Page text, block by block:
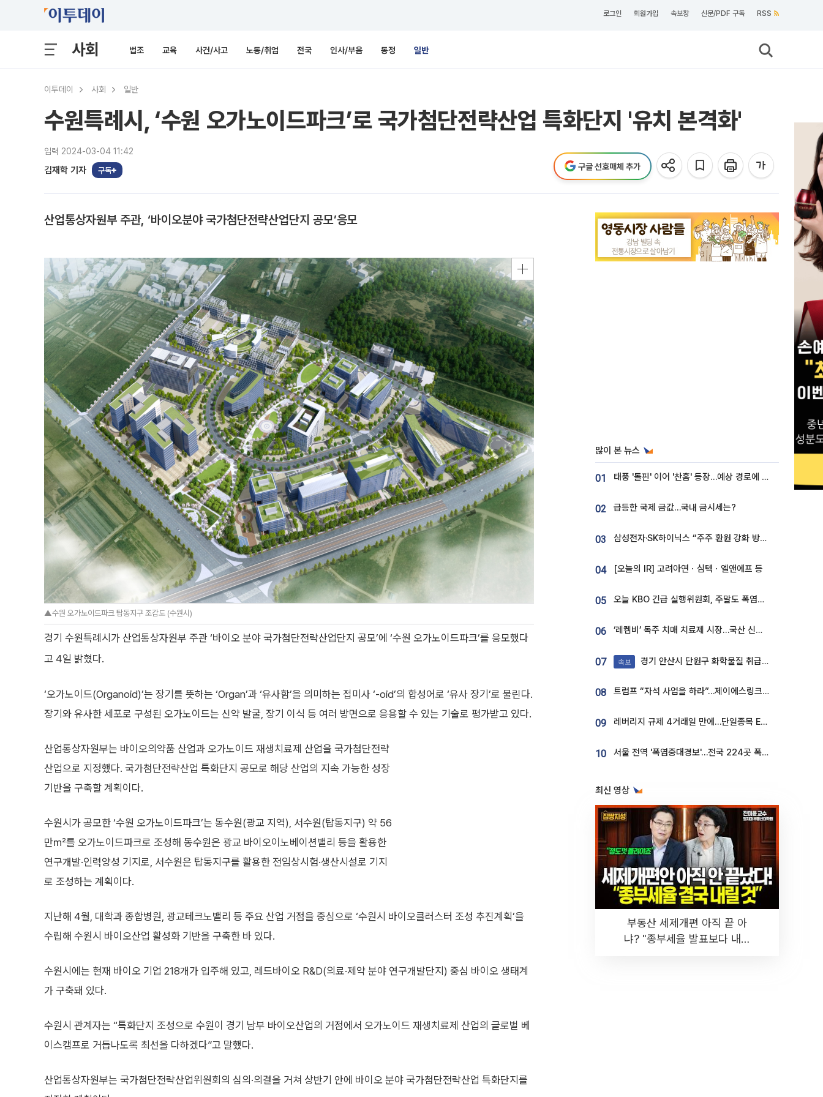
로그인 회원가입 속보창 신문/PDF 구독 RSS
사회 법조 교육 사건/사고 노동/취업 전국 인사/부음 동정 일반
이투데이 사회 일반
수원특례시, ‘수원 오가노이드파크’로 국가첨단전략산업 특화단지 '유치 본격화'
입력 2024-03-04 11:42
김재학 기자 구독 구글 선호매체 추가
산업통상자원부 주관, ‘바이오분야 국가첨단전략산업단지 공모’응모
▲수원 오가노이드파크 탑동지구 조감도 (수원시)
경기 수원특례시가 산업통상자원부 주관 ‘바이오 분야 국가첨단전략산업단지 공모’에 ‘수원 오가노이드파크’를 응모했다
고 4일 밝혔다.
‘오가노이드(Organoid)’는 장기를 뜻하는 ‘Organ’과 ‘유사함’을 의미하는 접미사 ‘-oid’의 합성어로 ‘유사 장기’로 불린다.
장기와 유사한 세포로 구성된 오가노이드는 신약 발굴, 장기 이식 등 여러 방면으로 응용할 수 있는 기술로 평가받고 있다.
산업통상자원부는 바이오의약품 산업과 오가노이드 재생치료제 산업을 국가첨단전략
산업으로 지정했다. 국가첨단전략산업 특화단지 공모로 해당 산업의 지속 가능한 성장
기반을 구축할 계획이다.
수원시가 공모한 ‘수원 오가노이드파크’는 동수원(광교 지역), 서수원(탑동지구) 약 56
만㎡를 오가노이드파크로 조성해 동수원은 광교 바이오이노베이션밸리 등을 활용한
연구개발·인력양성 기지로, 서수원은 탑동지구를 활용한 전임상시험·생산시설로 기지
로 조성하는 계획이다.
지난해 4월, 대학과 종합병원, 광교테크노밸리 등 주요 산업 거점을 중심으로 ‘수원시 바이오클러스터 조성 추진계획’을
수립해 수원시 바이오산업 활성화 기반을 구축한 바 있다.
수원시에는 현재 바이오 기업 218개가 입주해 있고, 레드바이오 R&D(의료·제약 분야 연구개발단지) 중심 바이오 생태계
가 구축돼 있다.
수원시 관계자는 “특화단지 조성으로 수원이 경기 남부 바이오산업의 거점에서 오가노이드 재생치료제 산업의 글로벌 베
이스캠프로 거듭나도록 최선을 다하겠다”고 말했다.
산업통상자원부는 국가첨단전략산업위원회의 심의·의결을 거쳐 상반기 안에 바이오 분야 국가첨단전략산업 특화단지를
많이 본 뉴스
01 태풍 '돌핀' 이어 '찬홈' 등장…예상 경로에 한국 '한숨'
02 급등한 국제 금값…국내 금시세는?
03 삼성전자·SK하이닉스 “주주 환원 강화 방안 마련”
04 [오늘의 IR] 고려아연ㆍ심텍ㆍ엘앤에프 등
05 오늘 KBO 긴급 실행위원회, 주말도 폭염취소 될까
06 ‘레켐비’ 독주 치매 치료제 시장…국산 신약 등장하나
07 속보 경기 안산시 단원구 화학물질 취급 공장서 연기 발생
08 트럼프 “자석 사업을 하라”…제이에스링크, 비중국 영구자석 공급망 구축 속도
09 레버리지 규제 4거래일 만에…단일종목 ETF 거래대금 '13분의 1' 급감
10 서울 전역 '폭염중대경보'…전국 224곳 폭염특보
최신 영상
부동산 세제개편 아직 끝 아
냐? "종부세율 발표보다 내릴